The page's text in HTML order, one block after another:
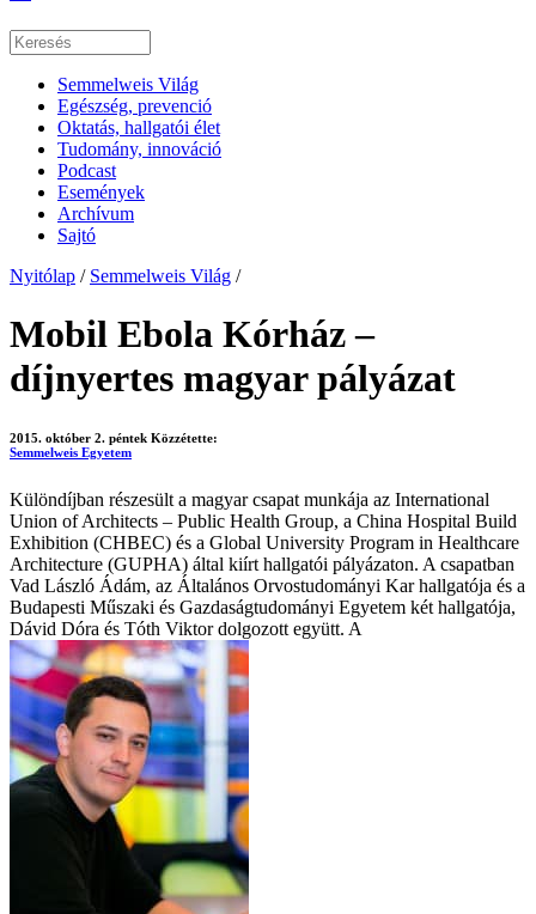
Semmelweis Világ
Egészség, prevenció
Oktatás, hallgatói élet
Tudomány, innováció
Podcast
Események
Archívum
Sajtó
Nyitólap / Semmelweis Világ /
Mobil Ebola Kórház –
díjnyertes magyar pályázat
2015. október 2. péntek Közzétette:
Semmelweis Egyetem
Különdíjban részesült a magyar csapat munkája az International
Union of Architects – Public Health Group, a China Hospital Build
Exhibition (CHBEC) és a Global University Program in Healthcare
Architecture (GUPHA) által kiírt hallgatói pályázaton. A csapatban
Vad László Ádám, az Általános Orvostudományi Kar hallgatója és a
Budapesti Műszaki és Gazdaságtudományi Egyetem két hallgatója,
Dávid Dóra és Tóth Viktor dolgozott együtt. A